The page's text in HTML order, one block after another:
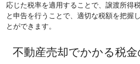
応じた税率を適用することで、譲渡所得
と申告を行うことで、適切な税額を把握
とができます。
不動産売却でかかる税